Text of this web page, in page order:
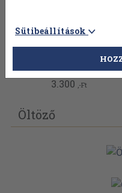
Vissza az előző oldalra
3.300 ,-Ft
Öltöző
Sütibeállítások